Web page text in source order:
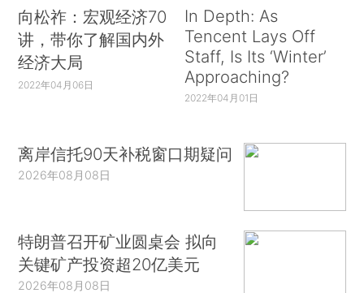
向松祚：宏观经济70
讲，带你了解国内外
经济大局
2022年04月06日
In Depth: As
Tencent Lays Off
Staff, Is Its ‘Winter’
Approaching?
2022年04月01日
离岸信托90天补税窗口期疑问
2026年08月08日
特朗普召开矿业圆桌会 拟向
关键矿产投资超20亿美元
2026年08月08日